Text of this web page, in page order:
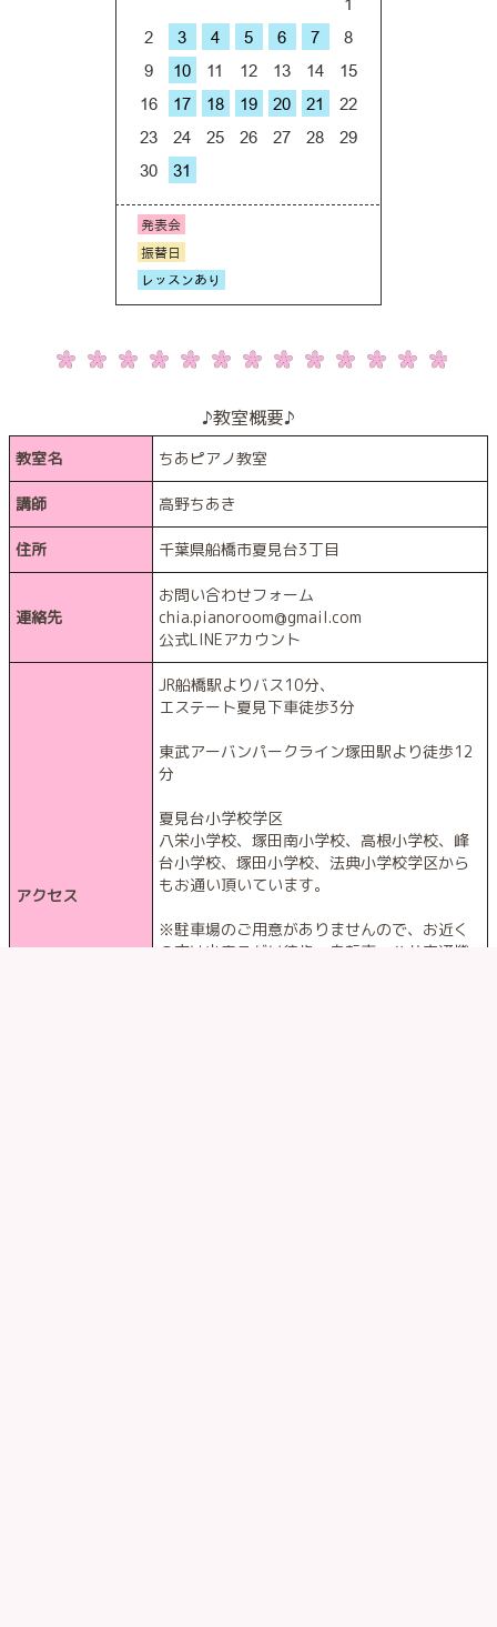
♪教室概要♪
教室名 ちあピアノ教室
講師 高野ちあき
住所 千葉県船橋市夏見台3丁目
連絡先
お問い合わせフォーム
chia.pianoroom@gmail.com
公式LINEアカウント
アクセス
JR船橋駅よりバス10分、
エステート夏見下車徒歩3分
東武アーバンパークライン塚田駅より徒歩12
分
夏見台小学校学区
八栄小学校、塚田南小学校、高根小学校、峰
台小学校、塚田小学校、法典小学校学区から
もお通い頂いています。
※駐車場のご用意がありませんので、お近く
の方は出来るだけ徒歩・自転車・公共交通機